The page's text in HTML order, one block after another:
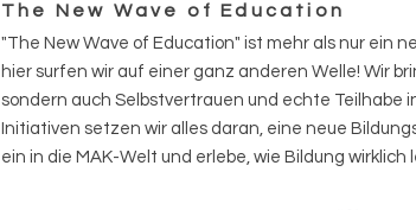
The New Wave of Education
"The New Wave of Education" ist mehr als nur ein
hier surfen wir auf einer ganz anderen Welle! Wir
sondern auch Selbstvertrauen und echte Teilhabe
Initiativen setzen wir alles daran, eine neue
ein in die MAK-Welt und erlebe, wie Bildung wirklich